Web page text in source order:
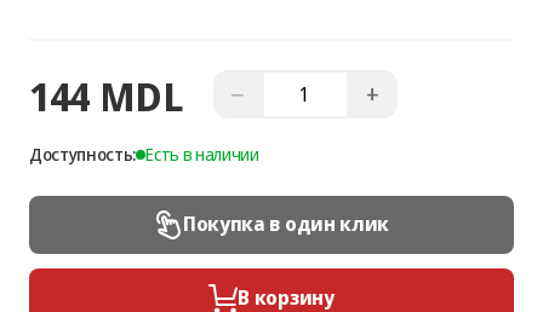
144 MDL − +
Доступность: Есть в наличии
Покупка в один клик
В корзину